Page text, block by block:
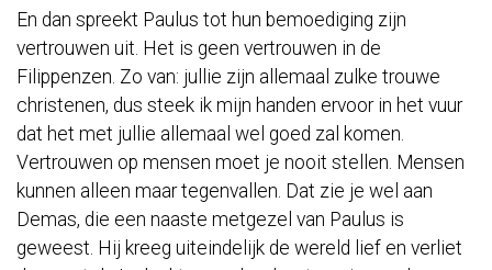
En dan spreekt Paulus tot hun bemoediging zijn
vertrouwen uit. Het is geen vertrouwen in de
Filippenzen. Zo van: jullie zijn allemaal zulke trouwe
christenen, dus steek ik mijn handen ervoor in het vuur
dat het met jullie allemaal wel goed zal komen.
Vertrouwen op mensen moet je nooit stellen. Mensen
kunnen alleen maar tegenvallen. Dat zie je wel aan
Demas, die een naaste metgezel van Paulus is
geweest. Hij kreeg uiteindelijk de wereld lief en verliet